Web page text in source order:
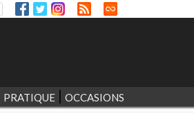
PRATIQUE OCCASIONS